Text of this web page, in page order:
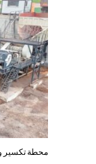
محطة تكسير